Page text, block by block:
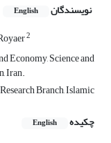
نویسندگان English
2
Economy, Science and
Iran.
Branch, Islamic
چکیده
English